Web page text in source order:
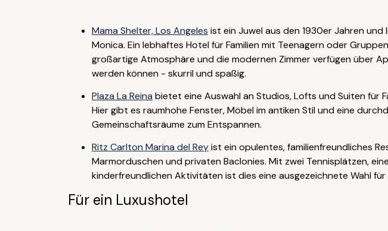
Mama Shelter, Los Angeles ist ein Juwel aus den 1930er Jahren
Monica. Ein lebhaftes Hotel für Familien mit Teenagern oder
großartige Atmosphäre und die modernen Zimmer verfügen über
werden können - skurril und spaßig.
Plaza La Reina bietet eine Auswahl an Studios, Lofts und Suiten für
Hier gibt es raumhohe Fenster, Möbel im antiken Stil und eine
Gemeinschaftsräume zum Entspannen.
Ritz Carlton Marina del Reyist ein opulentes, familienfreundliches
Marmorduschen und privaten Baclonies. Mit zwei Tennisplätzen,
kinderfreundlichen Aktivitäten ist dies eine ausgezeichnete Wahl für
Für ein Luxushotel